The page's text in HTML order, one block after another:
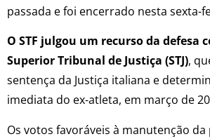
passada e foi encerrado nesta sexta-
O STF julgou um recurso da defesa
Superior Tribunal de Justiça (STJ),
sentença da Justiça italiana e
imediata do ex-atleta, em março de
Os votos favoráveis à manutenção